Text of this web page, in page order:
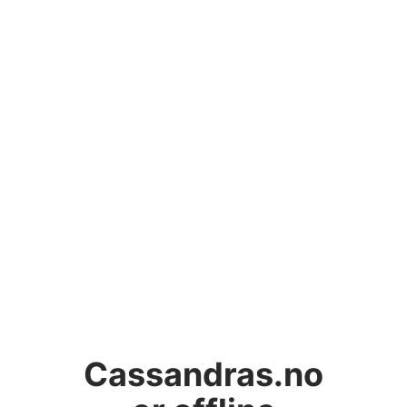
Cassandras.no